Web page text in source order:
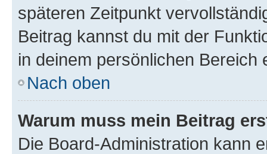
späteren Zeitpunkt
Beitrag kannst du mit der
in deinem persönlichen Bereich
Nach oben
Warum muss mein Beitrag
Die Board-Administration kann